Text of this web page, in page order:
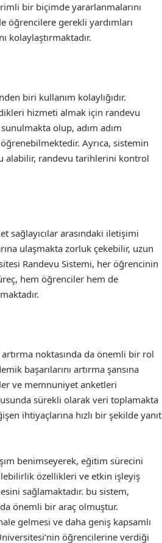
bir biçimde yararlanmalarını
öğrencilere gerekli yardımları
kolaylaştırmaktadır.
biri kullanım kolaylığıdır.
hizmeti almak için randevu
olup, adım adım
Ayrıca, sistemin
alabilir, randevu tarihlerini kontrol
sağlayıcılar arasındaki iletişimi
ulaşmakta zorluk çekebilir, uzun
Randevu Sistemi, her öğrencinin
hem öğrenciler hem de
noktasında da önemli bir rol
başarılarını artırma şansına
ve memnuniyet anketleri
sürekli olarak veri toplamakta
ihtiyaçlarına hızlı bir şekilde yanıt
benimseyerek, eğitim sürecini
özellikleri ve etkin işleyiş
sağlamaktadır. bu sistem,
önemli bir araç olmuştur.
gelmesi ve daha geniş kapsamlı
öğrencilerine verdiği